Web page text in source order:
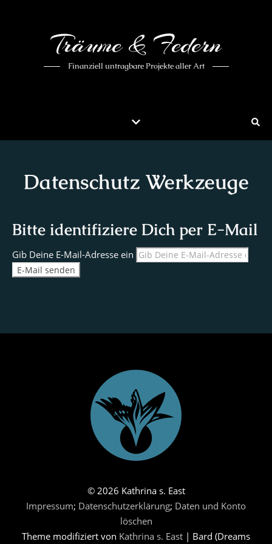
Träume & Federn
Finanziell untragbare Projekte aller Art
Datenschutz Werkzeuge
Bitte identifiziere Dich per E-Mail
Gib Deine E-Mail-Adresse ein
© 2026 Kathrina s. East
Impressum; Datenschutzerklärung; Daten und Konto
löschen
Theme modifiziert von Kathrina s. East | Bard (Dreams